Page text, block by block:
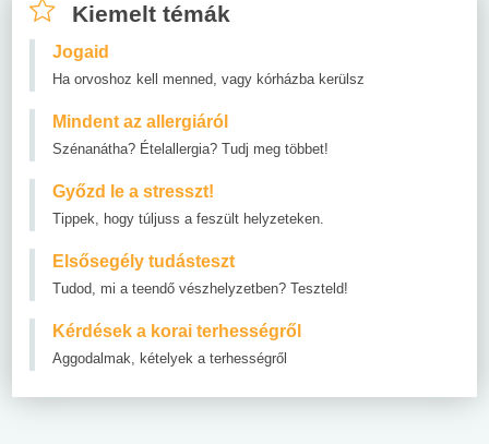
Kiemelt témák
Jogaid
Ha orvoshoz kell menned, vagy kórházba kerülsz
Mindent az allergiáról
Szénanátha? Ételallergia? Tudj meg többet!
Győzd le a stresszt!
Tippek, hogy túljuss a feszült helyzeteken.
Elsősegély tudásteszt
Tudod, mi a teendő vészhelyzetben? Teszteld!
Kérdések a korai terhességről
Aggodalmak, kételyek a terhességről